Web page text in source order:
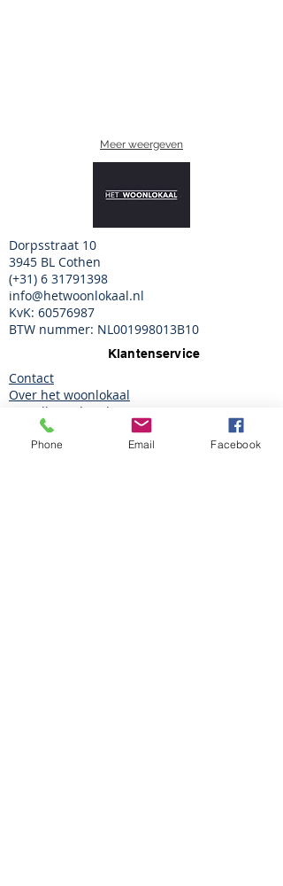
Meer weergeven
Dorpsstraat 10
3945 BL Cothen
(+31) 6 31791398
info@hetwoonlokaal.nl
KvK: 60576987
BTW nummer: NL001998013B10
Klantenservice
Contact
Over het woonlokaal
Bestellen & betalen
Bezorgen & levertijden
Ruilen & retourneren
Phone Email Facebook